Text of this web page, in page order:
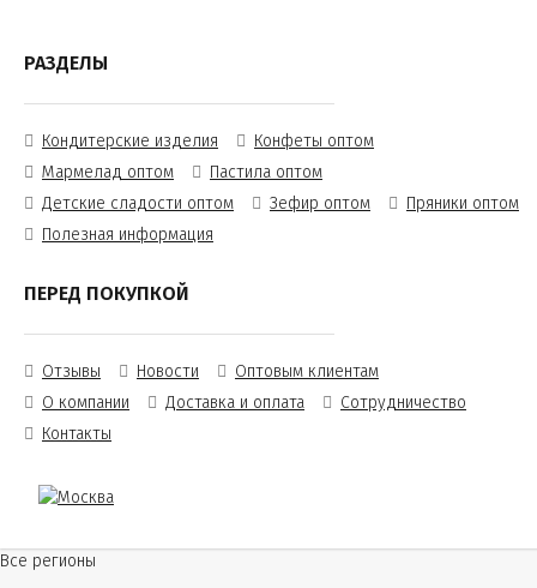
РАЗДЕЛЫ
Кондитерские изделия
Конфеты оптом
Мармелад оптом
Пастила оптом
Детские сладости оптом
Зефир оптом
Пряники оптом
Полезная информация
ПЕРЕД ПОКУПКОЙ
Отзывы Новости
Оптовым клиентам
О компании
Доставка и оплата
Сотрудничество
Контакты
Все регионы